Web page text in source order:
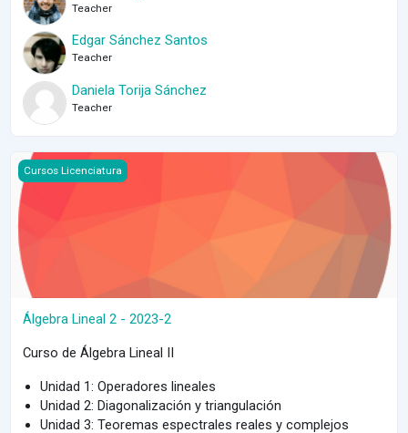
Teacher
Edgar Sánchez Santos
Teacher
Daniela Torija Sánchez
Teacher
Course image Álgebra Lineal 2 - 2023-2
Cursos Licenciatura
Álgebra Lineal 2 - 2023-2
Curso de Álgebra Lineal II
Unidad 1: Operadores lineales
Unidad 2: Diagonalización y triangulación
Unidad 3: Teoremas espectrales reales y complejos